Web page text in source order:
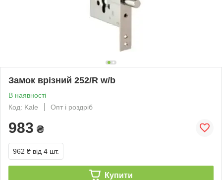
Замок врізний 252/R w/b
В наявності
Код: Kale
Опт і роздріб
983 ₴
962 ₴ від 4 шт.
Купити